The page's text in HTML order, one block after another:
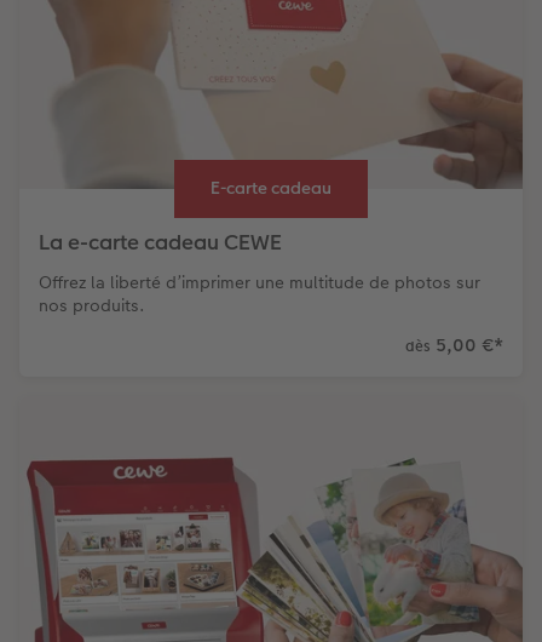
E-carte cadeau
La e-carte cadeau CEWE
Offrez la liberté d’imprimer une multitude de photos sur
nos produits.
dès 5,00 €*